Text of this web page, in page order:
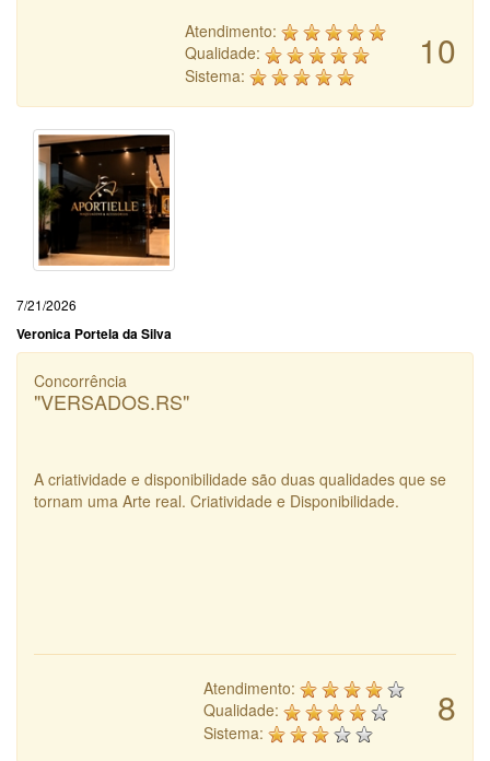
10
Atendimento:
Qualidade:
Sistema:
7/21/2026
Veronica Portela da Silva
Concorrência
"VERSADOS.RS"
A criatividade e disponibilidade são duas qualidades que se
tornam uma Arte real. Criatividade e Disponibilidade.
8
Atendimento:
Qualidade:
Sistema: